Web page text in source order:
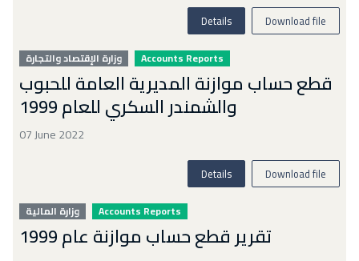
Details Download file
وزارة الإقتصاد والتجارة Accounts Reports
قطع حساب موازنة المديرية العامة للحبوب
والشمندر السكري للعام 1999
07 June 2022
Details Download file
وزارة المالية Accounts Reports
تقرير قطع حساب موازنة عام 1999